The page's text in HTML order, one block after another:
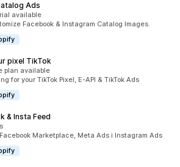
Ads
11
available
Facebook & Instagram Catalog Images.
pixel TikTok
146
plan available
for your TikTok Pixel, E-API & TikTok Ads
& Insta Feed
10
Marketplace, Meta Ads i Instagram Ads